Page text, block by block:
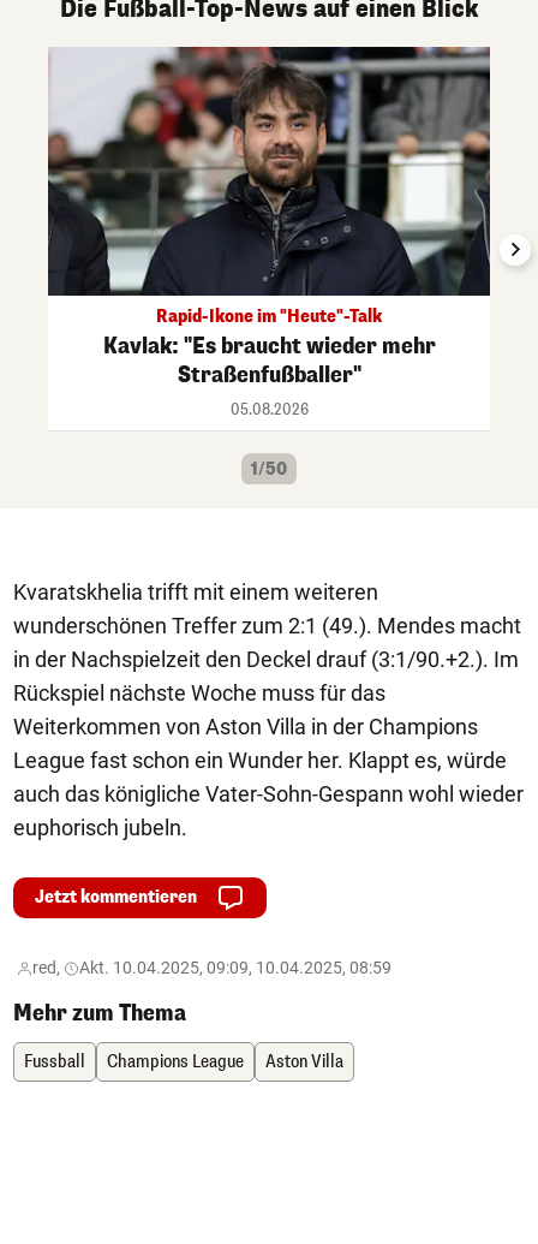
Die Fußball-Top-News auf einen Blick
Rapid-Ikone im "Heute"-Talk
Kavlak: "Es braucht wieder mehr
Straßenfußballer"
05.08.2026
1/50
Kvaratskhelia trifft mit einem weiteren
wunderschönen Treffer zum 2:1 (49.). Mendes macht
in der Nachspielzeit den Deckel drauf (3:1/90.+2.). Im
Rückspiel nächste Woche muss für das
Weiterkommen von Aston Villa in der Champions
League fast schon ein Wunder her. Klappt es, würde
auch das königliche Vater-Sohn-Gespann wohl wieder
euphorisch jubeln.
Jetzt kommentieren
red, Akt. 10.04.2025, 09:09, 10.04.2025, 08:59
Mehr zum Thema
Fussball Champions League Aston Villa